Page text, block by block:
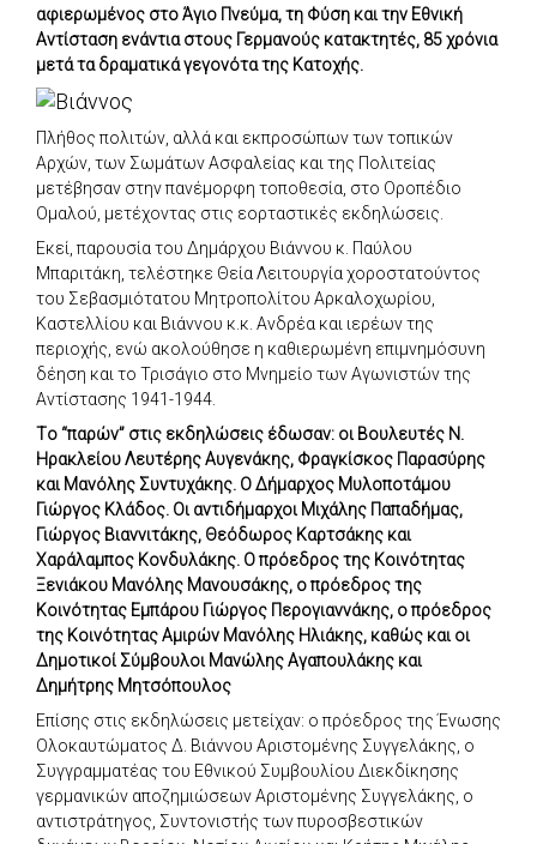
αφιερωμένος στο Άγιο Πνεύμα, τη Φύση και την Εθνική
Αντίσταση ενάντια στους Γερμανούς κατακτητές, 85 χρόνια
μετά τα δραματικά γεγονότα της Κατοχής.
Πλήθος πολιτών, αλλά και εκπροσώπων των τοπικών
Αρχών, των Σωμάτων Ασφαλείας και της Πολιτείας
μετέβησαν στην πανέμορφη τοποθεσία, στο Οροπέδιο
Ομαλού, μετέχοντας στις εορταστικές εκδηλώσεις.
Εκεί, παρουσία του Δημάρχου Βιάννου κ. Παύλου
Μπαριτάκη, τελέστηκε Θεία Λειτουργία χοροστατούντος
του Σεβασμιότατου Μητροπολίτου Αρκαλοχωρίου,
Καστελλίου και Βιάννου κ.κ. Ανδρέα και ιερέων της
περιοχής, ενώ ακολούθησε η καθιερωμένη επιμνημόσυνη
δέηση και το Τρισάγιο στο Μνημείο των Αγωνιστών της
Αντίστασης 1941-1944.
Tο “παρών” στις εκδηλώσεις έδωσαν: οι Βουλευτές Ν.
Ηρακλείου Λευτέρης Αυγενάκης, Φραγκίσκος Παρασύρης
και Μανόλης Συντυχάκης. Ο Δήμαρχος Μυλοποτάμου
Γιώργος Κλάδος. Οι αντιδήμαρχοι Μιχάλης Παπαδήμας,
Γιώργος Βιαννιτάκης, Θεόδωρος Καρτσάκης και
Χαράλαμπος Κονδυλάκης. Ο πρόεδρος της Κοινότητας
Ξενιάκου Μανόλης Μανουσάκης, ο πρόεδρος της
Κοινότητας Εμπάρου Γιώργος Περογιαννάκης, ο πρόεδρος
της Κοινότητας Αμιρών Μανόλης Ηλιάκης, καθώς και οι
Δημοτικοί Σύμβουλοι Μανώλης Αγαπουλάκης και
Δημήτρης Μητσόπουλος
Επίσης στις εκδηλώσεις μετείχαν: ο πρόεδρος της Ένωσης
Ολοκαυτώματος Δ. Βιάννου Αριστομένης Συγγελάκης, ο
Συγγραμματέας του Εθνικού Συμβουλίου Διεκδίκησης
γερμανικών αποζημιώσεων Αριστομένης Συγγελάκης, ο
αντιστράτηγος, Συντονιστής των πυροσβεστικών